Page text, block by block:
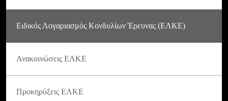
Ειδικός Λογαριασμός Κονδυλίων Έρευνας (ΕΛΚΕ)
Ανακοινώσεις ΕΛΚΕ
Προκηρύξεις ΕΛΚΕ